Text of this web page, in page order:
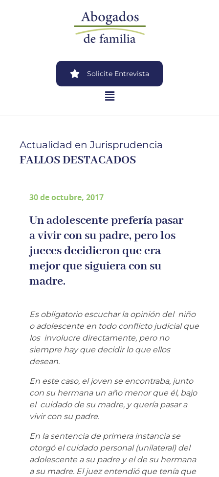
Solicite Entrevista
Actualidad en Jurisprudencia
FALLOS DESTACADOS
30 de octubre, 2017
Un adolescente prefería pasar
a vivir con su padre, pero los
jueces decidieron que era
mejor que siguiera con su
madre.
Es obligatorio escuchar la opinión del niño
o adolescente en todo conflicto judicial que
los involucre directamente, pero no
siempre hay que decidir lo que ellos
desean.
En este caso, el joven se encontraba, junto
con su hermana un año menor que él, bajo
el cuidado de su madre, y quería pasar a
vivir con su padre.
En la sentencia de primera instancia se
otorgó el cuidado personal (unilateral) del
adolescente a su padre y el de su hermana
a su madre. El juez entendió que tenía que